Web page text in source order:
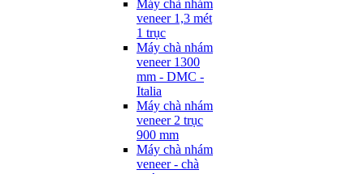
Máy chà nhám
veneer 1,3 mét
1 trục
Máy chà nhám
veneer 1300
mm - DMC -
Italia
Máy chà nhám
veneer 2 trục
900 mm
Máy chà nhám
veneer - chà